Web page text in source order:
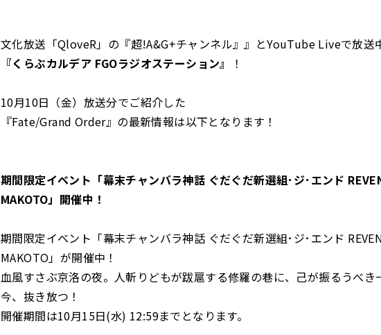
文化放送「QloveR」の『超!A&G+チャンネル』』とYouTube Liveで放送
『くらぶカルデア FGOラジオステーション』
！
10月10日（金）放送分でご紹介した
『Fate/Grand Order』の最新情報は以下となります！
期間限定イベント「幕末チャンバラ神話 ぐだぐだ新選組･ジ･エンド
MAKOTO」開催中！
期間限定イベント「幕末チャンバラ神話 ぐだぐだ新選組･ジ･エンド
MAKOTO」が開催中！
血風すさぶ京洛の夜。人斬りどもが跋扈する修羅の巷に、己が振るうべき
今、抜き放つ！
開催期間は10月15日(水) 12:59までとなります。